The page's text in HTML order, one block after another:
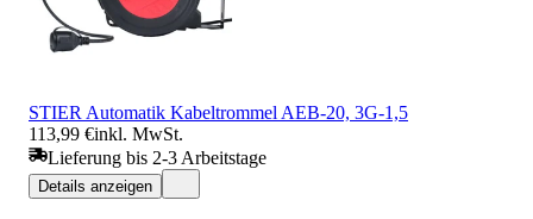
STIER Automatik Kabeltrommel AEB-20, 3G-1,5
113,99 €inkl. MwSt.
Lieferung bis 2-3 Arbeitstage
Details anzeigen